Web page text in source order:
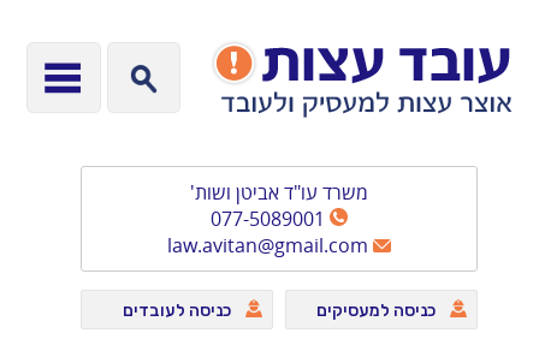
משרד עו"ד אביטן ושות'
077-5089001
law.avitan@gmail.com
כניסה למעסיקים כניסה לעובדים